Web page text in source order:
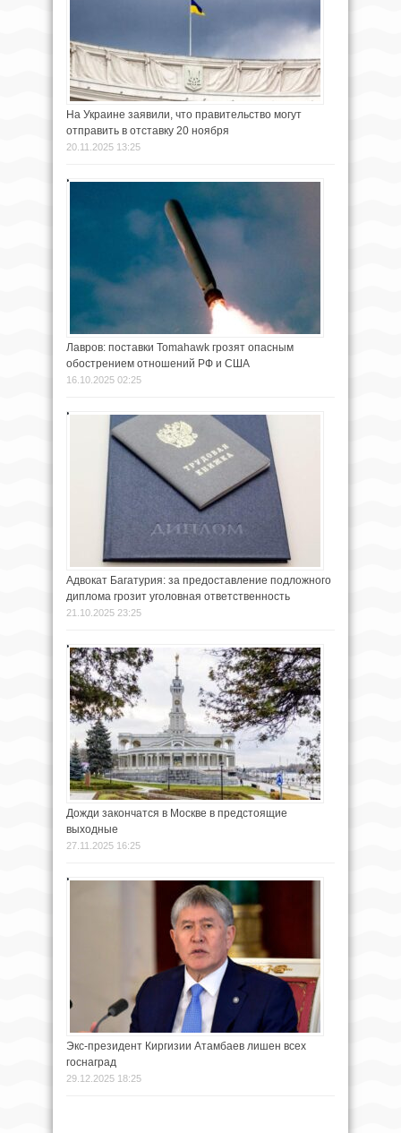
На Украине заявили, что правительство могут
отправить в отставку 20 ноября
20.11.2025 13:25
Лавров: поставки Tomahawk грозят опасным
обострением отношений РФ и США
16.10.2025 02:25
Адвокат Багатурия: за предоставление подложного
диплома грозит уголовная ответственность
21.10.2025 23:25
Дожди закончатся в Москве в предстоящие
выходные
27.11.2025 16:25
Экс-президент Киргизии Атамбаев лишен всех
госнаград
29.12.2025 18:25